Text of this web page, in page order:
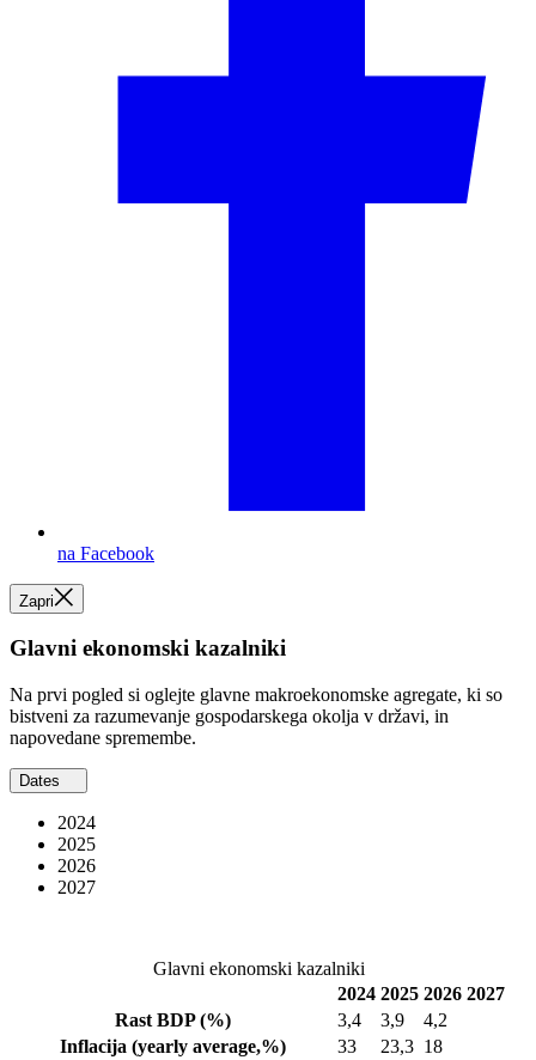
na Facebook
Zapri
Glavni ekonomski kazalniki
Na prvi pogled si oglejte glavne makroekonomske agregate, ki so
bistveni za razumevanje gospodarskega okolja v državi, in
napovedane spremembe.
Dates
2024
2025
2026
2027
Glavni ekonomski kazalniki
2024 2025 2026 2027
Rast BDP(%) 3,4 3,9
4,2
Inflacija (yearly average,%) 33 23,3 18